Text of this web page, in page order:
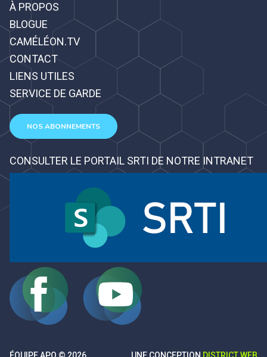
À PROPOS
BLOGUE
CAMÉLÉON.TV
CONTACT
LIENS UTILES
SERVICE DE GARDE
NOS ABONNEMENTS
CONSULTER LE PORTAIL SRTI DE NOTRE INTRANET